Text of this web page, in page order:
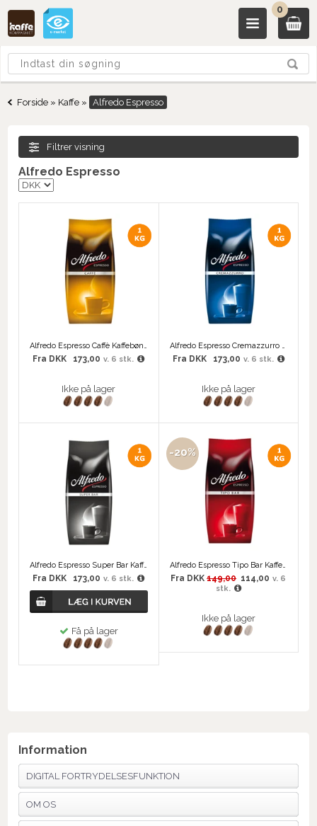
0
Forside » Kaffe » Alfredo Espresso
Filtrer visning
Alfredo Espresso
Alfredo Espresso Caffè Kaffebønner
Fra DKK 173,00 v. 6 stk.
Ikke på lager
Alfredo Espresso Cremazzurro Kaffebønner
Fra DKK 173,00 v. 6 stk.
Ikke på lager
Alfredo Espresso Super Bar Kaffebønner
Fra DKK 173,00 v. 6 stk.
Få på lager
-20%
Alfredo Espresso Tipo Bar Kaffebønner
Fra DKK 149,00 114,00 v. 6
stk.
Ikke på lager
Information
DIGITAL FORTRYDELSESFUNKTION
OM OS